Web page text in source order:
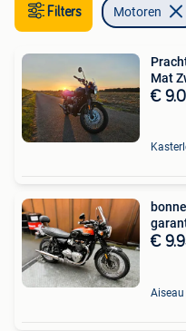
Filters Motoren
Mat
€
€
Aiseau